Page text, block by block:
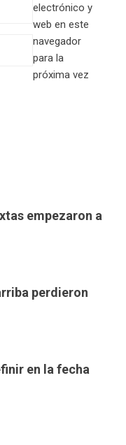
electrónico y
web en este
navegador
para la
próxima vez
empezaron a
perdieron
en la fecha